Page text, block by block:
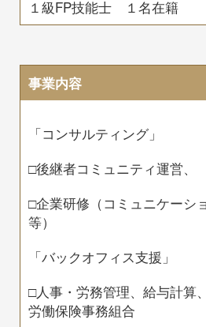
１級FP技能士 １名在籍
事業内容
「コンサルティング」
□後継者コミュニティ運営、
□企業研修（コミュニケーシ
等）
「バックオフィス支援」
□人事・労務管理、給与計算
労働保険事務組合